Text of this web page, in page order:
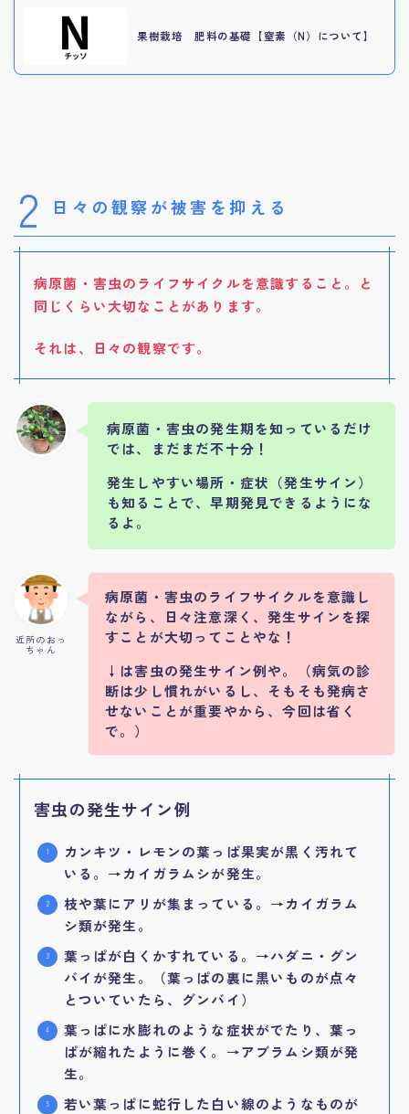
果樹栽培 肥料の基礎【窒素（N）について】
2 日々の観察が被害を抑える
病原菌・害虫のライフサイクルを意識すること 。
と
同じくらい大切なことがあります。
それは、日々の観察です。
病原菌・害虫の発生期を知っているだけ
では、まだまだ不十分！
発生しやすい場所・症状（発生サイン）
も知ることで、早期発見できるようにな
るよ。
近所のおっ
ちゃん
病原菌・害虫のライフサイクルを意識し
ながら、日々注意深く、発生サインを探
すことが大切ってことやな！
↓は害虫の発生サイン例や。（病気の診
断は少し慣れがいるし、そもそも発病さ
せないことが重要やから、今回は省く
で。）
害虫の発生サイン例
カンキツ・レモンの葉っぱ果実が黒く汚れて
いる。→カイガラムシが発生。
枝や葉にアリが集まっている。→カイガラム
シ類が発生。
葉っぱが白くかすれている。→ハダニ・グン
バイが発生。（葉っぱの裏に黒いものが点々
とついていたら、グンバイ）
葉っぱに水膨れのような症状がでたり、葉っ
ぱが縮れたように巻く。→アブラムシ類が発
生。
若い葉っぱに蛇行した白い線のようなものが